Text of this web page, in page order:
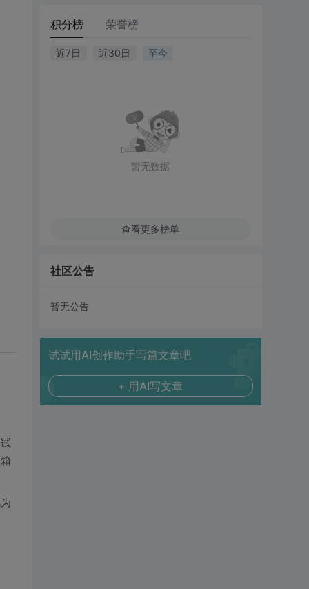
积分榜 荣誉榜
近7日 近30日 至今
暂无数据
查看更多榜单
社区公告
暂无公告
试试用AI创作助手写篇文章吧
+ 用AI写文章